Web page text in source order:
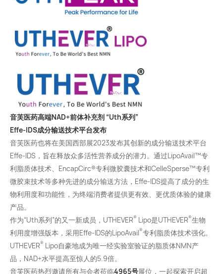
音芙医药高端NAD+前体补充剂 “Uth系列”
Effe-IDS成分输送技术平台发布
音芙医药也将在美国西部展2023发布其创新的成分输送技术平台
Effe-IDS，旨在释放众多活性营养成分的潜力。通过LipoAvail™专
利脂质体技术、EncapCirc®专利微胶囊技术和CelleSperse™专利
微胶束技术等多种先进的成分输送方法，Effe-IDS提高了成分的生
物利用度和功能性，为终端消费者提供更有效、更优质体验的健康
产品。
作为“Uth系列”的又一新成员，UTHEVER® Lipo是UTHEVER®生物
利用度增强版本，采用Effe-IDS的LipoAvail®专利脂质体技术强化。
UTHEVER® Lipo自豪地成为唯一经实验室验证的脂质体NMN产
品，NAD+水平提高至惊人的5.9倍。
音芙医药热烈邀请所有与会者莅临4965号展位，一起探索开启超